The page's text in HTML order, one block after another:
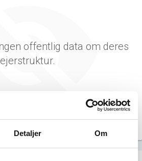
Detaljer Om
offentlig data om deres
ejerstruktur.